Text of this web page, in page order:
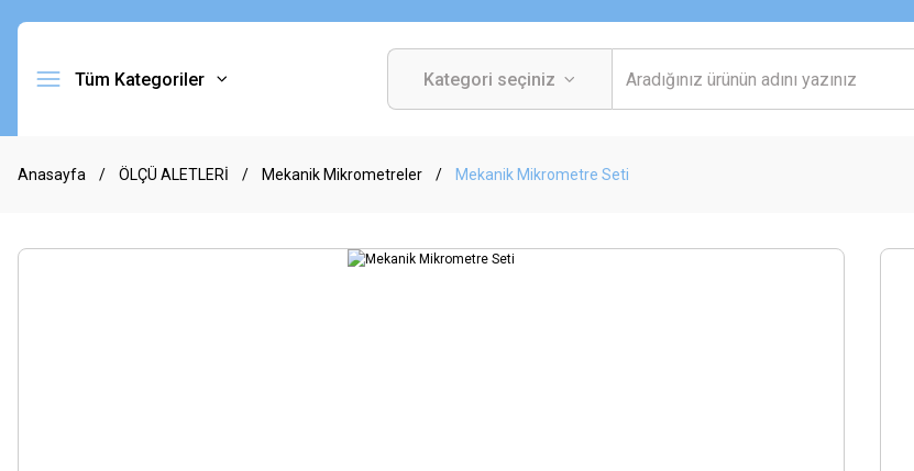
Tüm Kategoriler
Anasayfa ÖLÇÜ ALETLERİ Mekanik Mikrometreler Mekanik Mikrometre Seti